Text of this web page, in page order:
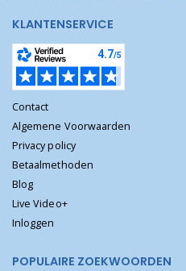
KLANTENSERVICE
Contact
Algemene Voorwaarden
Privacy policy
Betaalmethoden
Blog
Live Video+
Inloggen
POPULAIRE ZOEKWOORDEN